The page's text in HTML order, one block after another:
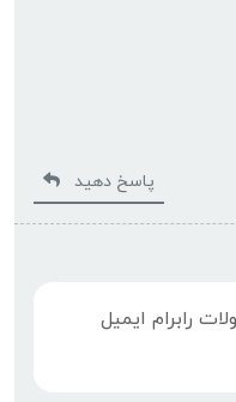
پاسخ دهید
رابرام ایمیل